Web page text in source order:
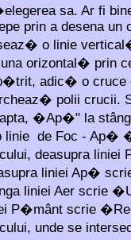
sa. Ar fi
prin a desena un
o linie
orizontal� prin
adic� o cruce
polii crucii.
�Ap�" la
linie de Foc - Ap�
deasupra
liniei Ap�
liniei Aer scrie
P�mânt scrie
unde se